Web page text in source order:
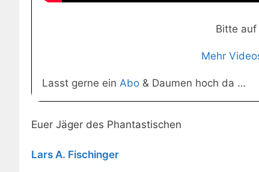
Bitte auf
Mehr
Lasst gerne ein Abo & Daumen hoch da …
Euer Jäger des Phantastischen
Lars A. Fischinger